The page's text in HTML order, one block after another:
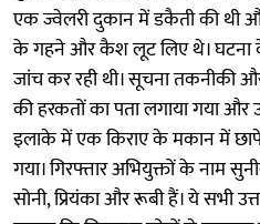
एक ज्वेलरी दुकान में डकैती की थी
के गहने और कैश लूट लिए थे। घटना
जांच कर रही थी। सूचना तकनीकी
की हरकतों का पता लगाया गया
इलाके में एक किराए के मकान में
गया। गिरफ्तार अभियुक्तों के नाम
सोनी, प्रियंका और रूबी हैं। ये सभी